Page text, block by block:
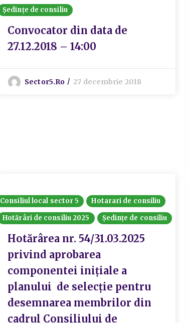
Ședințe de consiliu
Convocator din data de
27.12.2018 – 14:00
Sector5.ro 27 decembrie 2018
Consiliul local sector 5
Hotarari de consiliu
Hotărâri de consiliu 2025
Ședințe de consiliu
Hotărârea nr. 54/31.03.2025
privind aprobarea
componentei inițiale a
planului de selecție pentru
desemnarea membrilor din
cadrul Consiliului de